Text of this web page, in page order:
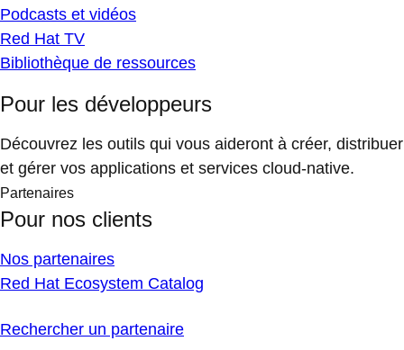
Podcasts et vidéos
Red Hat TV
Bibliothèque de ressources
Pour les développeurs
Découvrez les outils qui vous aideront à créer, distribuer
et gérer vos applications et services cloud-native.
Partenaires
Pour nos clients
Nos partenaires
Red Hat Ecosystem Catalog
Rechercher un partenaire